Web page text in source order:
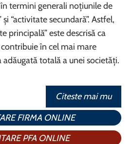
termini generali noțiunile de
“activitate secundară”. Astfel,
principală” este descrisă ca
în cel mai mare
totală a unei societăți.
Citeste mai mu
FIRMA ONLINE
PFA ONLINE